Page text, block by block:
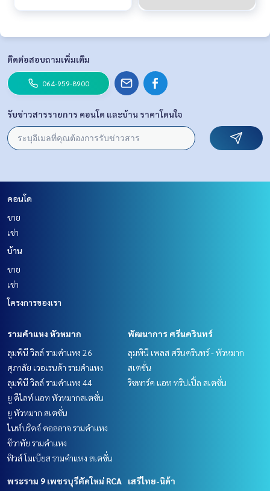
ติดต่อสอบถามเพิ่มเติม
064-959-8900
รับข่าวสารรายการ คอนโด และบ้าน ราคาโดนใจ
คอนโด
ขาย
เช่า
บ้าน
ขาย
เช่า
โครงการของเรา
รามคำแหง หัวหมาก
ลุมพินี วิลล์ รามคำแหง 26
ศุภาลัย เวอเรนด้า รามคำแหง
ลุมพินี วิลล์ รามคำแหง 44
ยู ดีไลท์ แอท หัวหมากสเตชั่น
ยู หัวหมาก สเตชั่น
ไนท์บริดจ์ คอลลาจ รามคำแหง
ชีวาทัย รามคำแหง
ฟิวส์ โมเบียส รามคำแหง สเตชั่น
พัฒนาการ ศรีนครินทร์
ลุมพินี เพลส ศรีนครินทร์ - หัวหมาก
สเตชั่น
ริชพาร์ค แอท ทริปเปิ้ล สเตชั่น
พระราม 9 เพชรบุรีตัดใหม่ RCA เสรีไทย-นิด้า